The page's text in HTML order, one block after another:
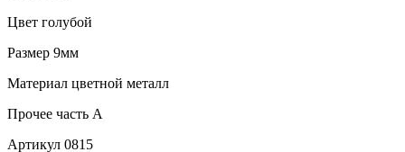
Цвет голубой
Размер 9мм
Материал цветной металл
Прочее часть A
Артикул 0815